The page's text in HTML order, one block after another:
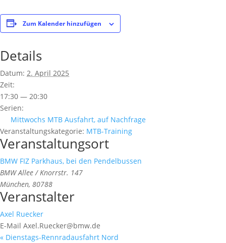
Zum Kalender hinzufügen
Details
Datum: 2. April 2025
Zeit:
17:30 — 20:30
Serien:
Mittwochs MTB Ausfahrt, auf Nachfrage
Veranstaltungskategorie: MTB-Training
Veranstaltungsort
BMW FIZ Parkhaus, bei den Pendelbussen
BMW Allee / Knorrstr. 147
München, 80788
Veranstalter
Axel Ruecker
E-Mail Axel.Ruecker@bmw.de
« Dienstags-Rennradausfahrt Nord